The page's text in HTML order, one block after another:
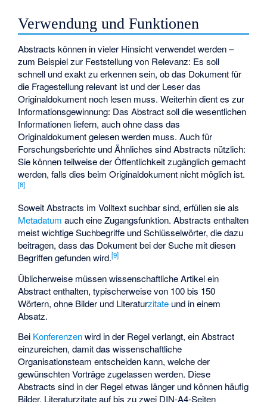
Verwendung und Funktionen
Abstracts können in vieler Hinsicht verwendet werden –
zum Beispiel zur Feststellung von Relevanz: Es soll
schnell und exakt zu erkennen sein, ob das Dokument für
die Fragestellung relevant ist und der Leser das
Originaldokument noch lesen muss. Weiterhin dient es zur
Informationsgewinnung: Das Abstract soll die wesentlichen
Informationen liefern, auch ohne dass das
Originaldokument gelesen werden muss. Auch für
Forschungsberichte und Ähnliches sind Abstracts nützlich:
Sie können teilweise der Öffentlichkeit zugänglich gemacht
werden, falls dies beim Originaldokument nicht möglich ist.
[8]
Soweit Abstracts im Volltext suchbar sind, erfüllen sie als
Metadatum auch eine Zugangsfunktion. Abstracts enthalten
meist wichtige Suchbegriffe und Schlüsselwörter, die dazu
beitragen, dass das Dokument bei der Suche mit diesen
Begriffen gefunden wird.[9]
Üblicherweise müssen wissenschaftliche Artikel ein
Abstract enthalten, typischerweise von 100 bis 150
Wörtern, ohne Bilder und Literaturzitate und in einem
Absatz.
Bei Konferenzenwird in der Regel verlangt, ein Abstract
einzureichen, damit das wissenschaftliche
Organisationsteam entscheiden kann, welche der
gewünschten Vorträge zugelassen werden. Diese
Abstracts sind in der Regel etwas länger und können häufig
Bilder, Literaturzitate auf bis zu zwei DIN-A4-Seiten